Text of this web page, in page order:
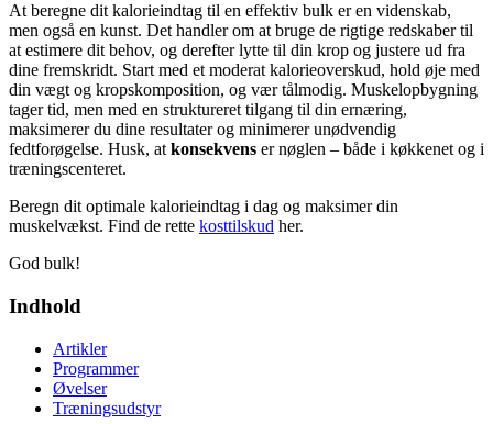
At beregne dit kalorieindtag til en effektiv bulk er en videnskab,
men også en kunst. Det handler om at bruge de rigtige redskaber til
at estimere dit behov, og derefter lytte til din krop og justere ud fra
dine fremskridt. Start med et moderat kalorieoverskud, hold øje med
din vægt og kropskomposition, og vær tålmodig. Muskelopbygning
tager tid, men med en struktureret tilgang til din ernæring,
maksimerer du dine resultater og minimerer unødvendig
fedtforøgelse. Husk, at konsekvens er nøglen – både i køkkenet og i
træningscenteret.
Beregn dit optimale kalorieindtag i dag og maksimer din
muskelvækst. Find de rette kosttilskud her.
God bulk!
Indhold
Artikler
Programmer
Øvelser
Træningsudstyr